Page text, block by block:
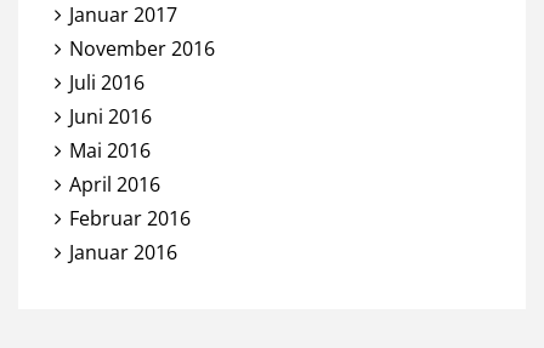
Januar 2017
November 2016
Juli 2016
Juni 2016
Mai 2016
April 2016
Februar 2016
Januar 2016